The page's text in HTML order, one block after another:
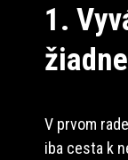
1.
V prvom
iba cesta k